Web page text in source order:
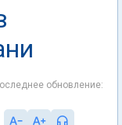
обновление: